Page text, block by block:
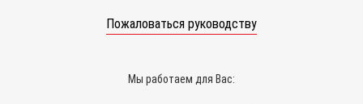
Пожаловаться руководству
Мы работаем для Вас: